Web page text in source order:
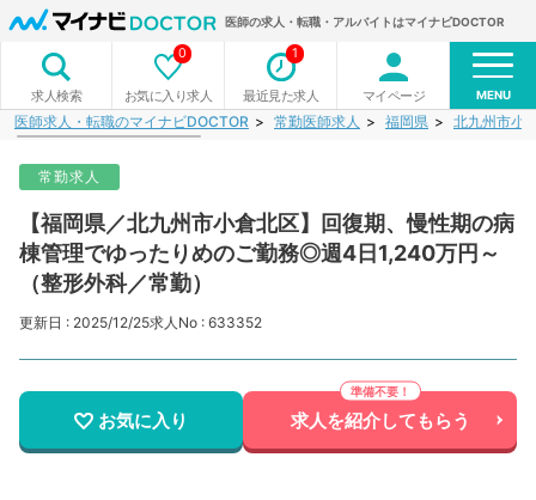
医師の求人・転職・アルバイトはマイナビDOCTOR
求人検索 お気に入り求人
0
最近見た求人
1
マイページ MENU
医師求人・転職のマイナビDOCTOR 常勤医師求人 福岡県 北九州市小
常勤求人
【福岡県／北九州市小倉北区】回復期、慢性期の病
棟管理でゆったりめのご勤務◎週4日1,240万円～
（整形外科／常勤）
更新日 : 2025/12/25求人No : 633352
お気に入り 求人を紹介してもらう